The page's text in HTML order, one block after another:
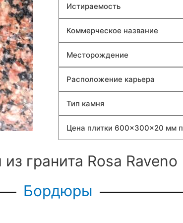
Истираемость
Коммерческое название
Месторождение
Расположение карьера
Тип камня
Цена плитки 600×300×20 мм
гранита Rosa Raveno
Бордюры